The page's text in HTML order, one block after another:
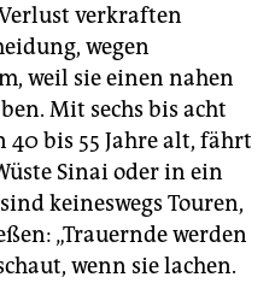
verkraften
wegen
weil sie einen nahen
Mit sechs bis acht
bis 55 Jahre alt, fährt
Sinai oder in ein
keineswegs Touren,
„Trauernde werden
wenn sie lachen.